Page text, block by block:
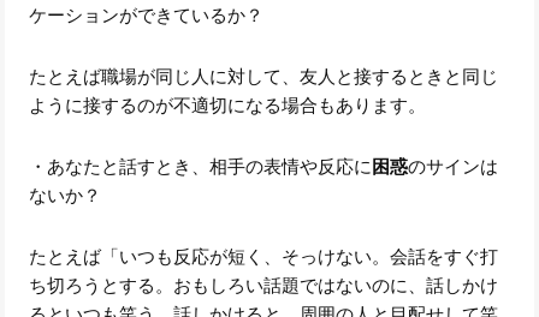
ケーションができているか？
たとえば職場が同じ人に対して、友人と接するときと同じ
ように接するのが不適切になる場合もあります。
・あなたと話すとき、相手の表情や反応に 困惑のサインは
ないか？
たとえば「いつも反応が短く、そっけない。会話をすぐ打
ち切ろうとする。おもしろい話題ではないのに、話しかけ